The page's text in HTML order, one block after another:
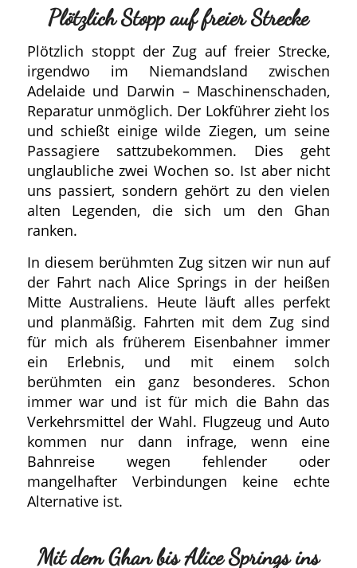
Plötzlich Stopp auf freier Strecke
Plötzlich stoppt der Zug auf freier Strecke,
irgendwo im Niemandsland zwischen
Adelaide und Darwin – Maschinenschaden,
Reparatur unmöglich. Der Lokführer zieht los
und schießt einige wilde Ziegen, um seine
Passagiere sattzubekommen. Dies geht
unglaubliche zwei Wochen so. Ist aber nicht
uns passiert, sondern gehört zu den vielen
alten Legenden, die sich um den Ghan
ranken.
In diesem berühmten Zug sitzen wir nun auf
der Fahrt nach Alice Springs in der heißen
Mitte Australiens. Heute läuft alles perfekt
und planmäßig. Fahrten mit dem Zug sind
für mich als früherem Eisenbahner immer
ein Erlebnis, und mit einem solch
berühmten ein ganz besonderes. Schon
immer war und ist für mich die Bahn das
Verkehrsmittel der Wahl. Flugzeug und Auto
kommen nur dann infrage, wenn eine
Bahnreise wegen fehlender oder
mangelhafter Verbindungen keine echte
Alternative ist.
Mit dem Ghan bis Alice Springs ins